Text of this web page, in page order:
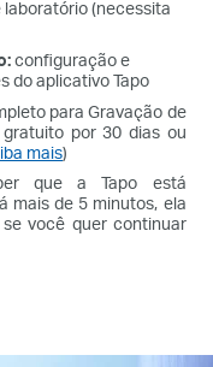
(necessita
configuração e
do aplicativo Tapo
para Gravação de
por 30 dias ou
mais)
que a Tapo está
mais de 5 minutos, ela
você quer continuar